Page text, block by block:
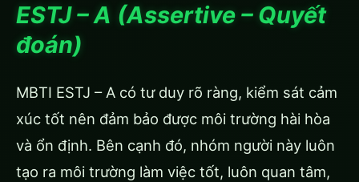
ESTJ – A (Assertive – Quyết
đoán)
MBTI ESTJ – A có tư duy rõ ràng, kiểm sát cảm
xúc tốt nên đảm bảo được môi trường hài hòa
và ổn định. Bên cạnh đó, nhóm người này luôn
tạo ra môi trường làm việc tốt, luôn quan tâm,